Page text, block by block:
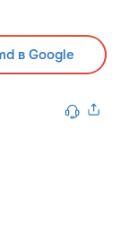
в Google